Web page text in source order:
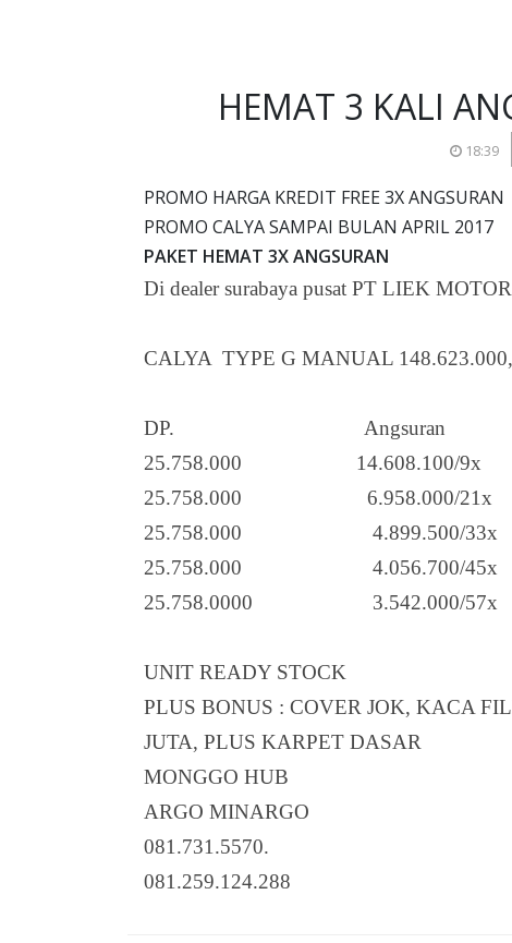
HEMAT 3 KALI
18:39
PROMO HARGA KREDIT FREE 3X ANGSURAN
PROMO CALYA SAMPAI BULAN APRIL 2017
PAKET HEMAT 3X ANGSURAN
Di dealer surabaya pusat PT LIEK
CALYA TYPE G MANUAL
DP. Angsuran
25.758.000 14.608.100/9x
25.758.000 6.958.000/21x
25.758.000 4.899.500/33x
25.758.000 4.056.700/45x
25.758.0000 3.542.000/57x
UNIT READY STOCK
PLUS BONUS : COVER JOK, KACA
JUTA, PLUS KARPET DASAR
MONGGO HUB
ARGO MINARGO
081.731.5570.
081.259.124.288